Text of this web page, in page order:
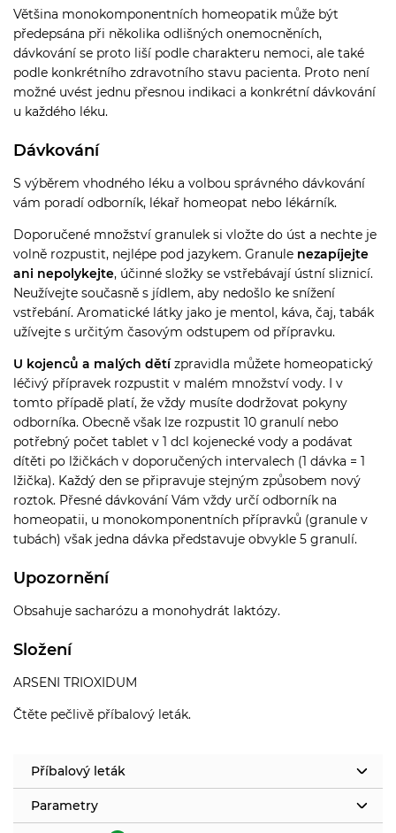
Většina monokomponentních homeopatik může být
předepsána při několika odlišných onemocněních,
dávkování se proto liší podle charakteru nemoci, ale také
podle konkrétního zdravotního stavu pacienta. Proto není
možné uvést jednu přesnou indikaci a konkrétní dávkování
u každého léku.
Dávkování
S výběrem vhodného léku a volbou správného dávkování
vám poradí odborník, lékař homeopat nebo lékárník.
Doporučené množství granulek si vložte do úst a nechte je
volně rozpustit, nejlépe pod jazykem. Granule nezapíjejte
ani nepolykejte, účinné složky se vstřebávají ústní sliznicí.
Neužívejte současně s jídlem, aby nedošlo ke snížení
vstřebání. Aromatické látky jako je mentol, káva, čaj, tabák
užívejte s určitým časovým odstupem od přípravku.
U kojenců a malých dětízpravidla můžete homeopatický
léčivý přípravek rozpustit v malém množství vody. I v
tomto případě platí, že vždy musíte dodržovat pokyny
odborníka. Obecně však lze rozpustit 10 granulí nebo
potřebný počet tablet v 1 dcl kojenecké vody a podávat
dítěti po lžičkách v doporučených intervalech (1 dávka = 1
lžička). Každý den se připravuje stejným způsobem nový
roztok. Přesné dávkování Vám vždy určí odborník na
homeopatii, u monokomponentních přípravků (granule v
tubách) však jedna dávka představuje obvykle 5 granulí.
Upozornění
Obsahuje sacharózu a monohydrát laktózy.
Složení
ARSENI TRIOXIDUM
Čtěte pečlivě příbalový leták.
Příbalový leták
Parametry